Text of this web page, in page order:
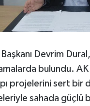
Devrim
bulundu.
projelerini sert bir
sahada güçlü